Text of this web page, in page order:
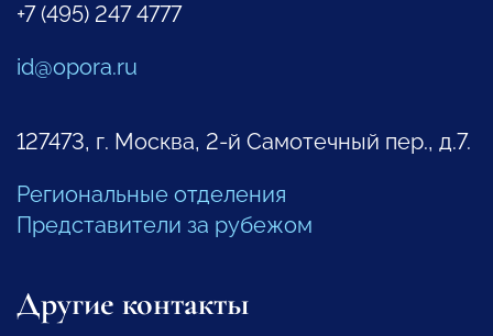
+7 (495) 247 4777
id@opora.ru
127473, г. Москва, 2-й Самотечный пер., д.7.
Региональные отделения
Представители за рубежом
Другие контакты